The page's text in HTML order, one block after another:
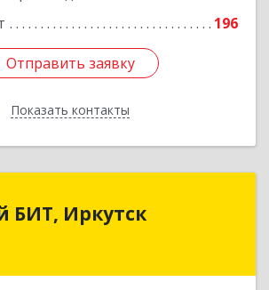
196
Отправить заявку
Показать контакты
Отправить заявку
Назад
БИТ, Иркутск
БИТ, Иркутск
обл, Иркутск г, Декабрьских